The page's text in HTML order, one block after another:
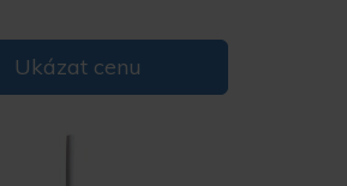
Ukázat cenu